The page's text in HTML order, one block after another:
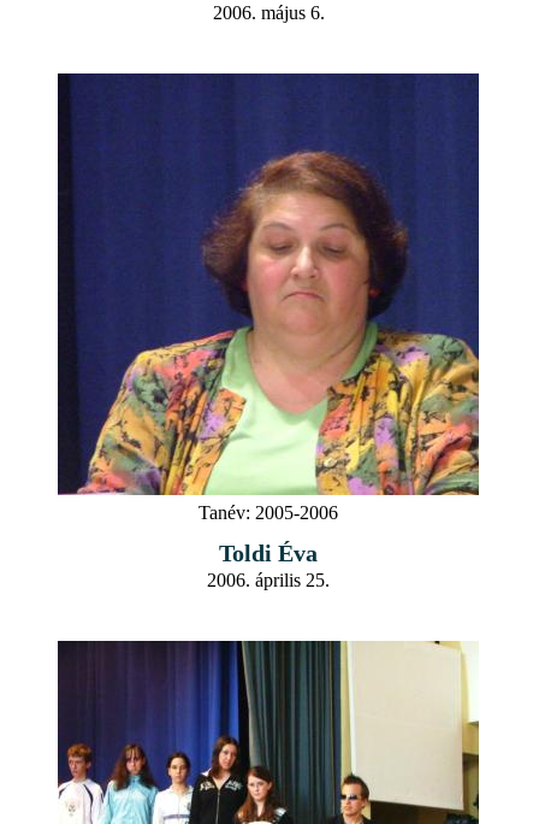
2006. május 6.
Tanév: 2005-2006
Toldi Éva
2006. április 25.